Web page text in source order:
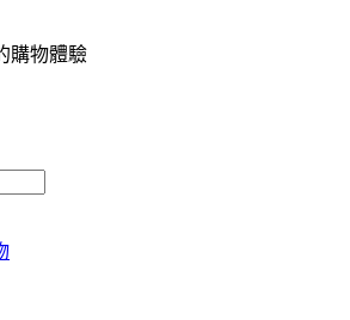
購物體驗